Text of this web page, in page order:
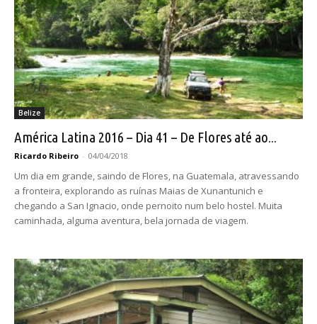
Belize
América Latina 2016 – Dia 41 – De Flores até ao...
Ricardo Ribeiro - 04/04/2018
Um dia em grande, saindo de Flores, na Guatemala, atravessando
a fronteira, explorando as ruínas Maias de Xunantunich e
chegando a San Ignacio, onde pernoito num belo hostel. Muita
caminhada, alguma aventura, bela jornada de viagem.